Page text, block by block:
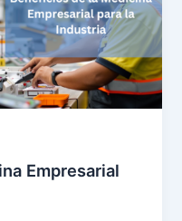
Empresarial